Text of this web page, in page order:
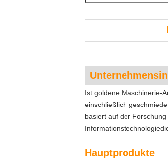
Ist goldene Maschinerie-
einschließlich
basiert auf der
Hauptprodukte